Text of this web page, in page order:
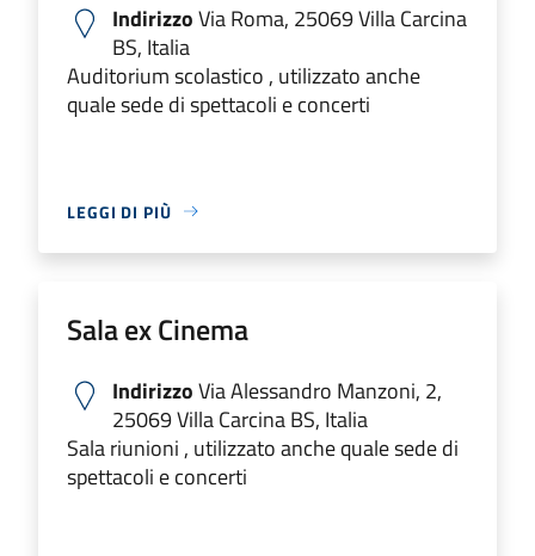
IndirizzoVia Roma, 25069 Villa Carcina
BS, Italia
Auditorium scolastico , utilizzato anche
quale sede di spettacoli e concerti
LEGGI DI PIÙ
Sala ex Cinema
IndirizzoVia Alessandro Manzoni, 2,
25069 Villa Carcina BS, Italia
Sala riunioni , utilizzato anche quale sede di
spettacoli e concerti